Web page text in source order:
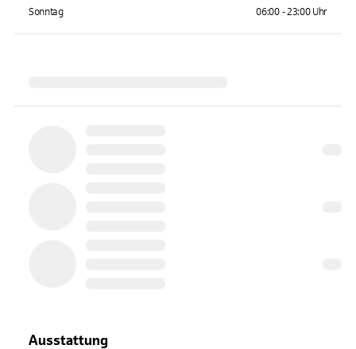
Sonntag 06:00 - 23:00 Uhr
Ausstattung